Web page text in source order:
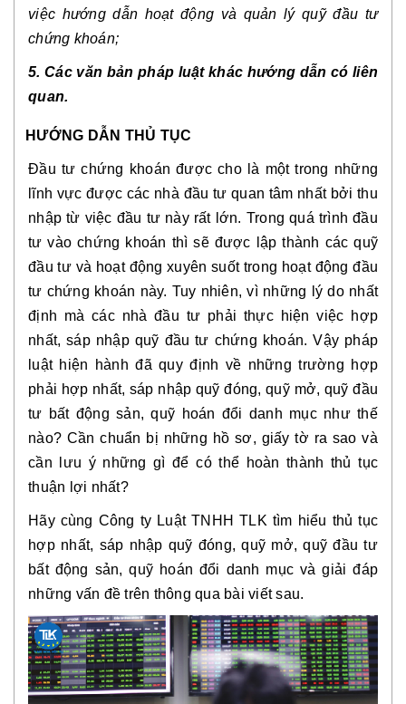
việc hướng dẫn hoạt động và quản lý quỹ đầu tư
chứng khoán;
5. Các văn bản pháp luật khác hướng dẫn có liên
quan.
HƯỚNG DẪN THỦ TỤC
Đầu tư chứng khoán được cho là một trong những
lĩnh vực được các nhà đầu tư quan tâm nhất bởi thu
nhập từ việc đầu tư này rất lớn. Trong quá trình đầu
tư vào chứng khoán thì sẽ được lập thành các quỹ
đầu tư và hoạt động xuyên suốt trong hoạt động đầu
tư chứng khoán này. Tuy nhiên, vì những lý do nhất
định mà các nhà đầu tư phải thực hiện việc hợp
nhất, sáp nhập quỹ đầu tư chứng khoán. Vậy pháp
luật hiện hành đã quy định về những trường hợp
phải hợp nhất, sáp nhập quỹ đóng, quỹ mở, quỹ đầu
tư bất động sản, quỹ hoán đổi danh mục như thế
nào? Cần chuẩn bị những hồ sơ, giấy tờ ra sao và
cần lưu ý những gì để có thể hoàn thành thủ tục
thuận lợi nhất?
Hãy cùng Công ty Luật TNHH TLK tìm hiểu thủ tục
hợp nhất, sáp nhập quỹ đóng, quỹ mở, quỹ đầu tư
bất động sản, quỹ hoán đổi danh mục và giải đáp
những vấn đề trên thông qua bài viết sau.